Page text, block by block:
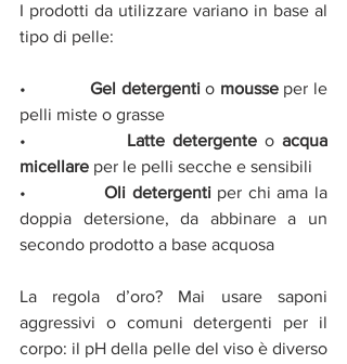
I prodotti da utilizzare variano in base al
tipo di pelle:
• Gel detergenti o mousse per le
pelli miste o grasse
• Latte detergente o acqua
micellare per le pelli secche e sensibili
• Oli detergenti per chi ama la
doppia detersione, da abbinare a un
secondo prodotto a base acquosa
La regola d’oro? Mai usare saponi
aggressivi o comuni detergenti per il
corpo: il pH della pelle del viso è diverso